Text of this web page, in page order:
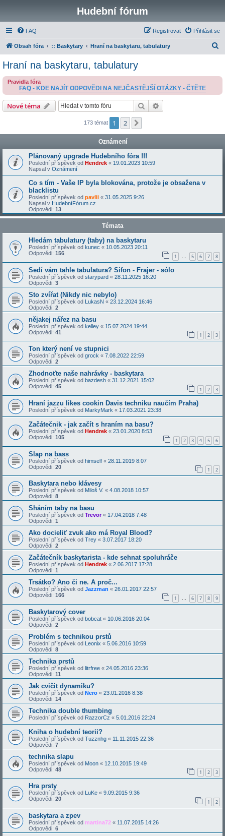
Hudební fórum
FAQ Přihlásit se
Registrovat
Obsah fóra :: Baskytary Hraní na baskytaru, tabulatury
a
Hraní na baskytaru, tabulatury
Pravidla fóra
FAQ - KDE NAJÍT ODPOVĚDI NA NEJČASTĚJŠÍ OTÁZKY - ČTĚTE
Nové téma Hledat
173 témat 1 2
Oznámení
Plánovaný upgrade Hudebního fóra !!!
Poslední příspěvek od Hendrek « 19.01.2023 10:59
Napsal v Oznámení
Co s tím - Vaše IP byla blokována, protože je obsažena v
blacklistu
Poslední příspěvek od pavlii « 31.05.2025 9:26
Napsal v HudebníFórum.cz
Odpovědi: 13
Témata
Hledám tabulatury (taby) na baskytaru
Poslední příspěvek od kunec « 10.05.2023 20:11
Odpovědi: 156 1 … 5 6 7 8
Sedí vám tahle tabulatura? Sifon - Frajer - sólo
Poslední příspěvek od starypard « 28.11.2025 16:20
Odpovědi: 3
Sto zvířat (Nikdy nic nebylo)
Poslední příspěvek od LukasN « 23.12.2024 16:46
Odpovědi: 2
nějakej nářez na basu
Poslední příspěvek od kelley « 15.07.2024 19:44
Odpovědi: 41 1 2 3
Ton který není ve stupnici
Poslední příspěvek od grock « 7.08.2022 22:59
Odpovědi: 2
Zhodnoťte naše nahrávky - baskytara
Poslední příspěvek od bazdesh « 31.12.2021 15:02
Odpovědi: 45 1 2 3
Hraní jazzu likes cookin Davis techniku naučím Praha)
Poslední příspěvek od MarkyMark « 17.03.2021 23:38
Začátečnik - jak začít s hraním na basu?
Poslední příspěvek od Hendrek « 23.01.2020 8:53
Odpovědi: 105 1 2 3 4 5 6
Slap na bass
Poslední příspěvek od himself « 28.11.2019 8:07
Odpovědi: 20 1 2
Baskytara nebo klávesy
Poslední příspěvek od Miloš V. « 4.08.2018 10:57
Odpovědi: 8
Sháním taby na basu
Poslední příspěvek od Trevor« 17.04.2018 7:48
Odpovědi: 1
Ako docieliť zvuk ako má Royal Blood?
Poslední příspěvek od Trey « 3.07.2017 18:20
Odpovědi: 2
Začátečník baskytarista - kde sehnat spoluhráče
Poslední příspěvek od Hendrek « 2.06.2017 17:28
Odpovědi: 1
Trsátko? Ano či ne. A proč...
Poslední příspěvek od Jazzman « 26.01.2017 22:57
Odpovědi: 166 1 … 6 7 8 9
Baskytarový cover
Poslední příspěvek od bobcat « 10.06.2016 20:04
Odpovědi: 2
Problém s technikou prstů
Poslední příspěvek od Leonix « 5.06.2016 10:59
Odpovědi: 8
Technika prstů
Poslední příspěvek od litrfree « 24.05.2016 23:36
Odpovědi: 11
Jak cvičit dynamiku?
Poslední příspěvek od Nero « 23.01.2016 8:38
Odpovědi: 14
Technika double thumbing
Poslední příspěvek od RazzorCz « 5.01.2016 22:24
Kniha o hudební teorii?
Poslední příspěvek od Tuzznhg « 11.11.2015 22:36
Odpovědi: 7
technika slapu
Poslední příspěvek od Moon « 12.10.2015 19:49
Odpovědi: 48 1 2 3
Hra prsty
Poslední příspěvek od LuKe « 9.09.2015 9:36
Odpovědi: 20 1 2
baskytara a zpev
Poslední příspěvek od martina72 « 11.07.2015 14:26
Odpovědi: 6